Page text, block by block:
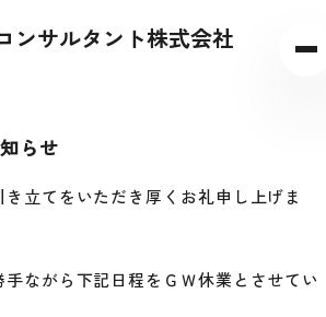
ンサルタント株式会社
らせ
立てをいただき厚くお礼申し上げま
ながら下記日程をＧＷ休業とさせてい